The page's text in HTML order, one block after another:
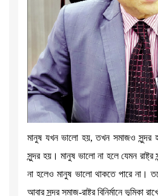
মানুষ যখন ভালো হয়, তখন সমাজও সুন্দর
সুন্দর হয়। মানুষ ভালো না হলে যেমন রাষ্ট্র
না হলেও মানুষ ভালো থাকতে পারে না।
আবার সুন্দর সমাজ-রাষ্ট্র বিনির্মানে ভূমিকা